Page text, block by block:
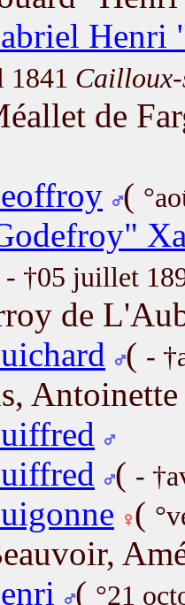
Henri
de
(
- †05 juillet
de
( -
Antoinette
( -
(
( °21